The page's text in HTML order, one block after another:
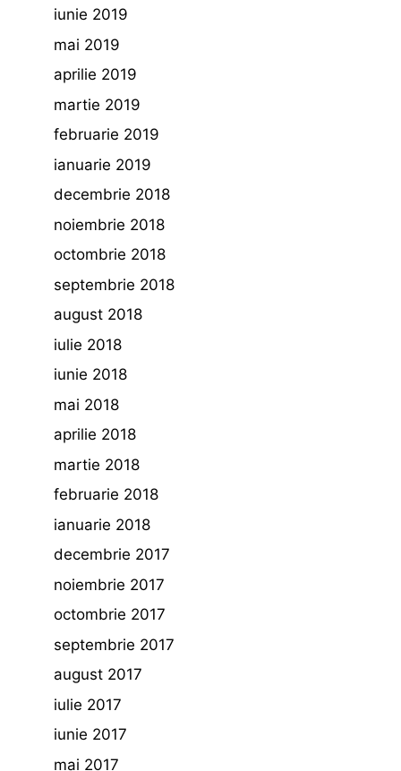
iunie 2019
mai 2019
aprilie 2019
martie 2019
februarie 2019
ianuarie 2019
decembrie 2018
noiembrie 2018
octombrie 2018
septembrie 2018
august 2018
iulie 2018
iunie 2018
mai 2018
aprilie 2018
martie 2018
februarie 2018
ianuarie 2018
decembrie 2017
noiembrie 2017
octombrie 2017
septembrie 2017
august 2017
iulie 2017
iunie 2017
mai 2017